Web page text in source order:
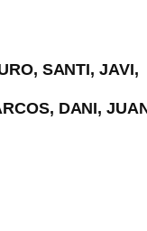
SANTI,
JUANITO